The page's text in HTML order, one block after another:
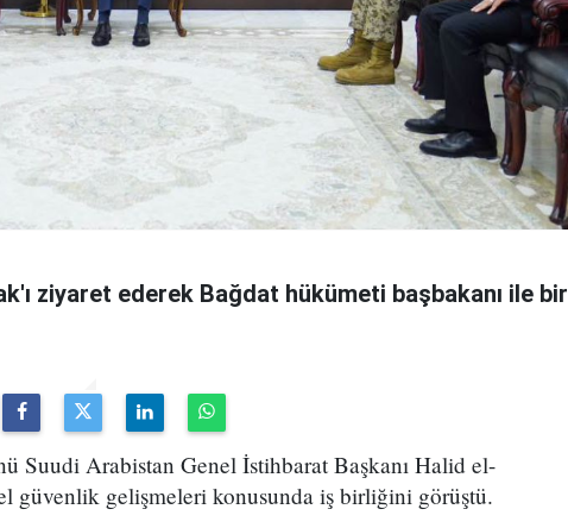
ziyaret ederek Bağdat hükümeti başbakanı ile bir
Suudi Arabistan Genel İstihbarat Başkanı Halid el-
güvenlik gelişmeleri konusunda iş birliğini görüştü.